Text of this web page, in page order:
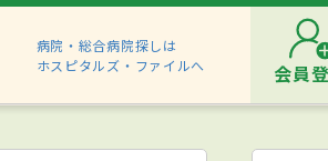
病院・総合病院探しは
ホスピタルズ・ファイルへ
会員